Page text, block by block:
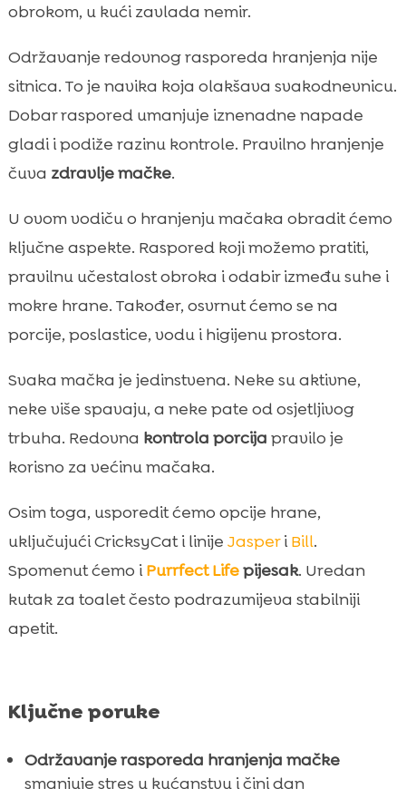
životnoj fazi

Odabir vrste prehrane: suha hrana, mokra
Hranjenje po kućanstvu: jedna mačka ili
više njih
Hranjenje u isto vrijeme svaki dan: praktični
Znakovi da raspored hranjenja ne
odgovara našoj mački
Poslastice, grickalice i “moljakanje”: kako
postaviti granice
znati
CricksyCat kao pametan izbor u rutini
hranjenja mačke
 Kako higijena prostora utječe na apetit i
Prijelaz na novu hranu bez probavnih
smetnji i odbijanja obroka
 Zaključak
 FAQ
obrokom, u kući zavlada nemir.
Održavanje redovnog rasporeda hranjenja nije
sitnica. To je navika koja olakšava svakodnevnicu.
Dobar raspored umanjuje iznenadne napade
gladi i podiže razinu kontrole. Pravilno hranjenje
čuva zdravlje mačke.
U ovom vodiču o hranjenju mačaka obradit ćemo
ključne aspekte. Raspored koji možemo pratiti,
pravilnu učestalost obroka i odabir između suhe i
mokre hrane. Također, osvrnut ćemo se na
porcije, poslastice, vodu i higijenu prostora.
Svaka mačka je jedinstvena. Neke su aktivne,
neke više spavaju, a neke pate od osjetljivog
trbuha. Redovna kontrola porcija pravilo je
korisno za većinu mačaka.
Osim toga, usporedit ćemo opcije hrane,
uključujući CricksyCat i linije JasperiBill.
Spomenut ćemo iPurrfect Lifepijesak. Uredan
kutak za toalet često podrazumijeva stabilniji
apetit.
Ključne poruke
Održavanje rasporeda hranjenja mačke
smanjuje stres u kućanstvu i čini dan